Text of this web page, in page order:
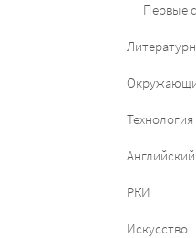
Первые
Технология
РКИ
Искусство